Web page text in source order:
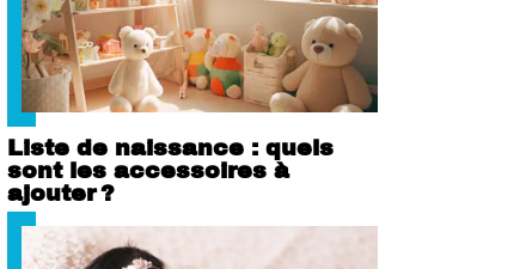
Liste de naissance : quels
sont les accessoires à
ajouter ?